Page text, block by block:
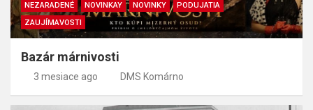
NEZARADENÉ
NOVINKAY NOVINKY
PODUJATIA
ZAUJÍMAVOSTI
Bazár márnivosti
3 mesiace ago DMS Komárno